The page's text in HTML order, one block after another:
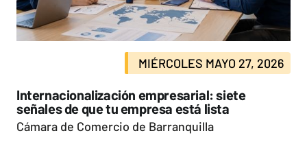
MIÉRCOLES MAYO 27, 2026
Internacionalización empresarial: siete
señales de que tu empresa está lista
Cámara de Comercio de Barranquilla